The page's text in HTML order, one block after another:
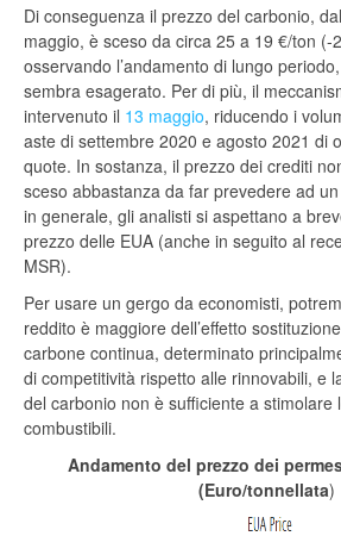
Di conseguenza il prezzo del carbonio,
maggio, è sceso da circa 25 a 19 €/ton (-
osservando l’andamento di lungo
sembra esagerato. Per di più, il
intervenuto il 13 maggio, riducendo i
aste di settembre 2020 e agosto 2021 di
quote. In sostanza, il prezzo dei crediti
sceso abbastanza da far prevedere ad un
in generale, gli analisti si aspettano a
prezzo delle EUA (anche in seguito al
MSR).
Per usare un gergo da economisti,
reddito è maggiore dell’effetto
carbone continua, determinato
di competitività rispetto alle rinnovabili, e
del carbonio non è sufficiente a stimolare
combustibili.
Andamento del prezzo dei
(Euro/tonnellata)